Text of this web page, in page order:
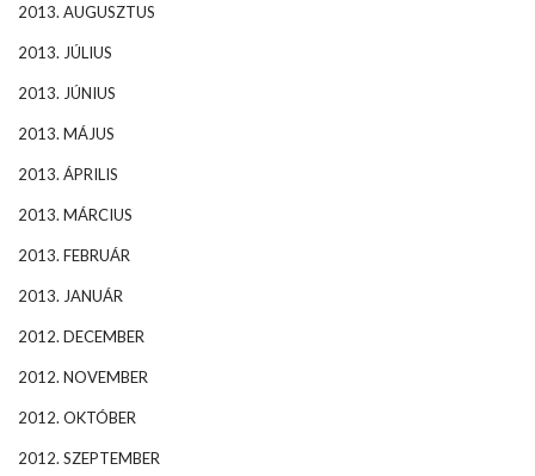
2013. AUGUSZTUS
2013. JÚLIUS
2013. JÚNIUS
2013. MÁJUS
2013. ÁPRILIS
2013. MÁRCIUS
2013. FEBRUÁR
2013. JANUÁR
2012. DECEMBER
2012. NOVEMBER
2012. OKTÓBER
2012. SZEPTEMBER